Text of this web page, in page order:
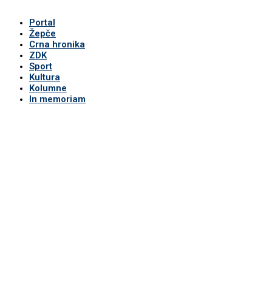
Portal
Žepče
Crna hronika
ZDK
Sport
Kultura
Kolumne
In memoriam